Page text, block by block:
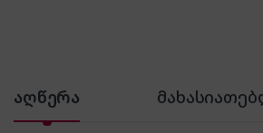
აღწერა